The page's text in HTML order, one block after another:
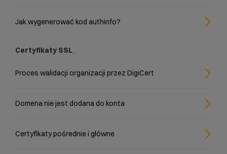
Jak wygenerować kod authinfo?
Certyfikaty SSL
Proces walidacji organizacji przez DigiCert
Domena nie jest dodana do konta
Certyfikaty pośrednie i główne